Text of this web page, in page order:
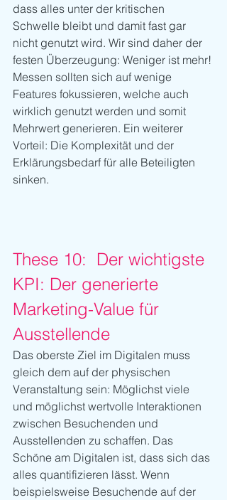
dass alles unter der kritischen
Schwelle bleibt und damit fast gar
nicht genutzt wird. Wir sind daher der
festen Überzeugung: Weniger ist mehr!
Messen sollten sich auf wenige
Features fokussieren, welche auch
wirklich genutzt werden und somit
Mehrwert generieren. Ein weiterer
Vorteil: Die Komplexität und der
Erklärungsbedarf für alle Beteiligten
sinken.
These 10:  Der wichtigste
KPI: Der generierte
Marketing-Value für
Ausstellende
Das oberste Ziel im Digitalen muss
gleich dem auf der physischen
Veranstaltung sein: Möglichst viele
und möglichst wertvolle Interaktionen
zwischen Besuchenden und
Ausstellenden zu schaffen. Das
Schöne am Digitalen ist, dass sich das
alles quantifizieren lässt. Wenn
beispielsweise Besuchende auf der